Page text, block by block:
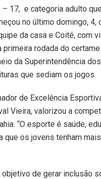
17, e categoria adulto
no último domingo, 4,
da casa e Coité, com
rodada do
da Superintendência
que sediam os jogos.
de Excelência
Vieira, valorizou a
“O esporte é saúde,
que os jovens tenham
de gerar inclusão